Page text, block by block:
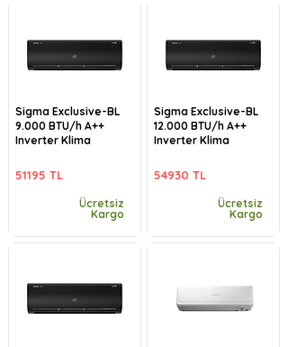
Sigma Exclusive-BL
9.000 BTU/h A++
Inverter Klima
51195 TL
Ücretsiz
Kargo
Sigma Exclusive-BL
12.000 BTU/h A++
Inverter Klima
54930 TL
Ücretsiz
Kargo